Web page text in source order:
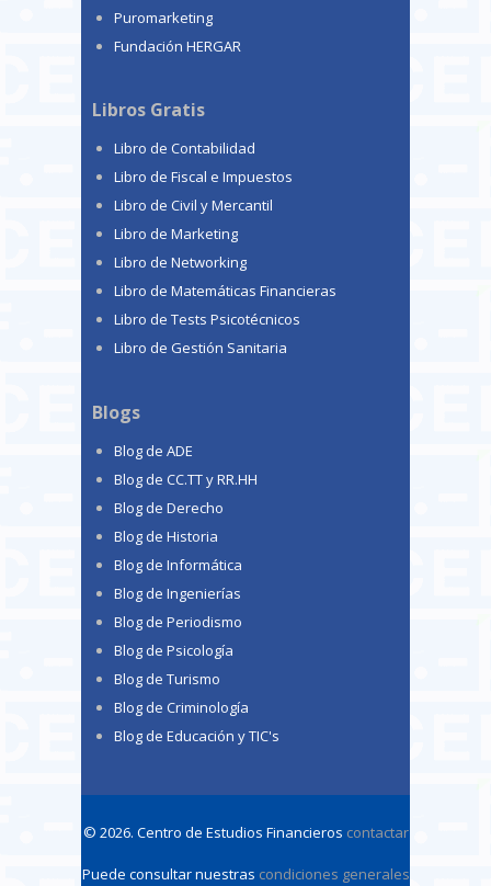
Puromarketing
Fundación HERGAR
Libros Gratis
Libro de Contabilidad
Libro de Fiscal e Impuestos
Libro de Civil y Mercantil
Libro de Marketing
Libro de Networking
Libro de Matemáticas Financieras
Libro de Tests Psicotécnicos
Libro de Gestión Sanitaria
Blogs
Blog de ADE
Blog de CC.TT y RR.HH
Blog de Derecho
Blog de Historia
Blog de Informática
Blog de Ingenierías
Blog de Periodismo
Blog de Psicología
Blog de Turismo
Blog de Criminología
Blog de Educación y TIC's
© 2026. Centro de Estudios Financieros contactar
Puede consultar nuestras condiciones generales